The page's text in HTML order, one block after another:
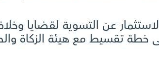
عن التسوية لقضايا
خطة تقسيط مع هيئة الزكاة